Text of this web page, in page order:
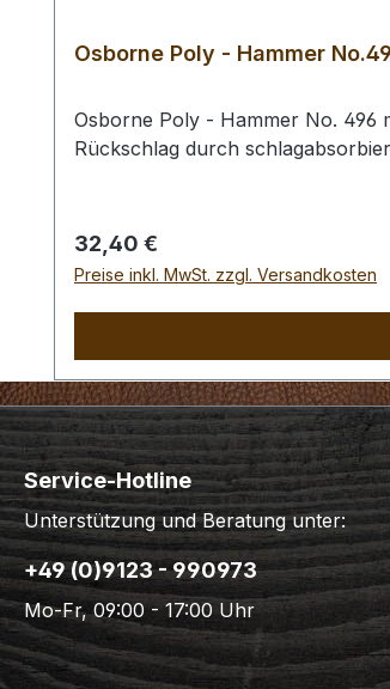
Osborne Poly - Hammer
Osborne Poly - Hammer No. 496
Rückschlag durch
Regulärer Preis:
32,40 €
Preise inkl. MwSt. zzgl. Versandkosten
Service-Hotline
Unterstützung und Beratung unter:
+49 (0)9123 - 990973
Mo-Fr, 09:00 - 17:00 Uhr